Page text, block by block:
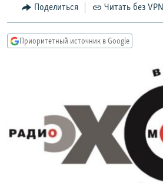
Вернутся
главной
навигации
МНЕНИЯ
IDEL.РЕАЛИИ
СИБИРЬ.РЕАЛИИ
РАСПИСАНИЕ ВЕЩАНИЯ
ПОДПИШИТЕСЬ НА РАССЫЛКУ
Поделиться Читать без VPN
Приоритетный источник в Google